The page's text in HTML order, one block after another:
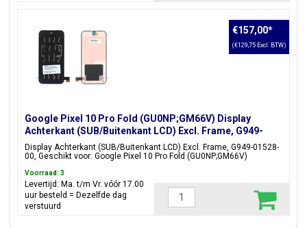
Google Pixel 10 Pro Fold (GU0NP;GM66V) Display
Achterkant (SUB/Buitenkant LCD) Excl. Frame, G949-
01528-00
Display Achterkant (SUB/Buitenkant LCD) Excl. Frame, G949-01528-
00, Geschikt voor: Google Pixel 10 Pro Fold (GU0NP;GM66V)
€157,00*
(€129,75 Excl. BTW)
Voorraad: 3
Levertijd: Ma. t/m Vr. vóór 17.00
uur besteld = Dezelfde dag
verstuurd